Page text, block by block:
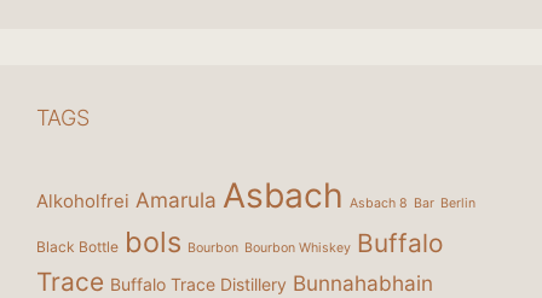
TAGS
Alkoholfrei Amarula Asbach Asbach 8 Bar Berlin
Black Bottle bols Bourbon Bourbon Whiskey Buffalo
Trace Buffalo Trace Distillery Bunnahabhain